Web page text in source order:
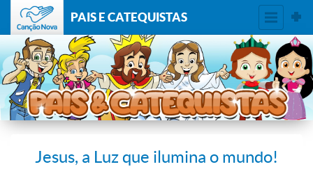
PAIS E CATEQUISTAS
Jesus, a Luz que ilumina o mundo!